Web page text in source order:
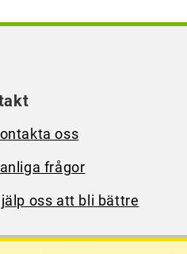
oss
frågor
oss att bli bättre